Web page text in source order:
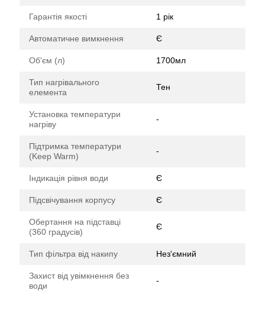
Гарантія якості 1 рік
Автоматичне вимкнення Є
Об'єм (л) 1700мл
Тип нагрівального
елемента
Тен
Установка температури
нагріву
-
Підтримка температури
(Keep Warm)
-
Індикація рівня води Є
Підсвічування корпусу Є
Обертання на підставці
(360 градусів)
Є
Тип фільтра від накипу Нез'ємний
Захист від увімкнення без
води
-